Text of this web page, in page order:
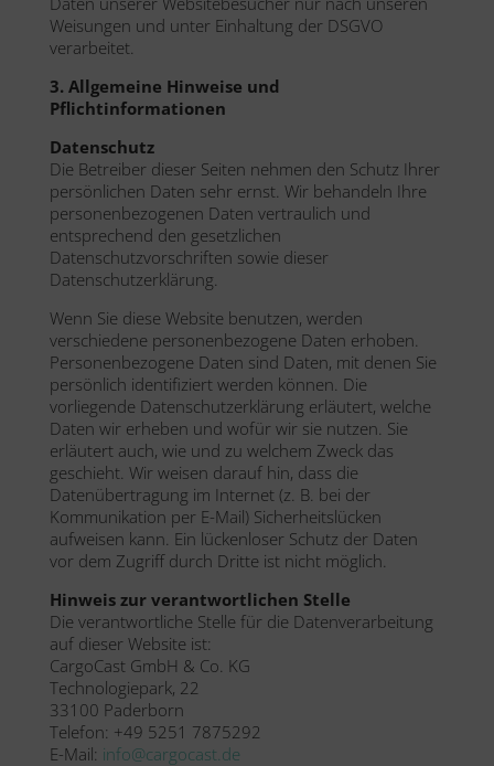
Weisungen und unter Einhaltung der DSGVO
verarbeitet.
3. Allgemeine Hinweise und
Pflichtinformationen
Datenschutz
Die Betreiber dieser Seiten nehmen den Schutz Ihrer
persönlichen Daten sehr ernst. Wir behandeln Ihre
personenbezogenen Daten vertraulich und
entsprechend den gesetzlichen
Datenschutzvorschriften sowie dieser
Datenschutzerklärung.
Wenn Sie diese Website benutzen, werden
verschiedene personenbezogene Daten erhoben.
Personenbezogene Daten sind Daten, mit denen Sie
persönlich identifiziert werden können. Die
vorliegende Datenschutzerklärung erläutert, welche
Daten wir erheben und wofür wir sie nutzen. Sie
erläutert auch, wie und zu welchem Zweck das
geschieht. Wir weisen darauf hin, dass die
Datenübertragung im Internet (z. B. bei der
Kommunikation per E-Mail) Sicherheitslücken
aufweisen kann. Ein lückenloser Schutz der Daten
vor dem Zugriff durch Dritte ist nicht möglich.
Hinweis zur verantwortlichen Stelle
Die verantwortliche Stelle für die Datenverarbeitung
auf dieser Website ist:
CargoCast GmbH & Co. KG
Technologiepark, 22
33100 Paderborn
Telefon: +49 5251 7875292
E-Mail: info@cargocast.de